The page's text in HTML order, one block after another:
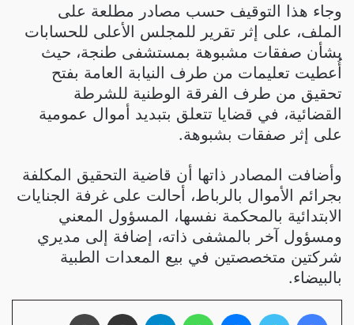
وجاء هذا التوقيف حسب مصادر مطلعة على
الملف، على إثر تقرير للمجلس الأعلى للحسابات
بشأن صفقات مشبوهة بمستشفى طنجة، حيث
أُعطيت تعليمات من طرف النيابة العامة بفتح
تحقيق من طرف الفرقة الوطنية للشرطة
القضائية، في قضايا تتعلق بتبديد أموال عمومية
على إثر صفقات بشبوهة.
وأضافت المصادر ذاتها أن قاضية التحقيق المكلفة
بجرائم الأموال بالرباط، أحالت على غرفة الجنايات
الابتدائية بالمحكمة نفسها، المسؤول المعني
ومسؤول آخر بالمشفى ذاته، إضافة إلى مديري
شركتين متخصصتين في بيع المعدات الطبية
بالبيضاء.
فيسبوك تويتر ماسنجر واتساب تيلقرام مشاركة عبر البريد